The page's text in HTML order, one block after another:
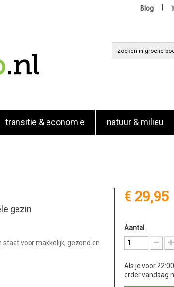
Blog
transitie & economie natuur & milieu
gezin
staat voor makkelijk, gezond en
€ 29,95
Aantal
Als je voor
order vandaag